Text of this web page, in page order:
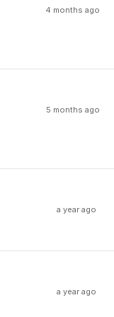
4 months ago
5 months ago
a year ago
a year ago